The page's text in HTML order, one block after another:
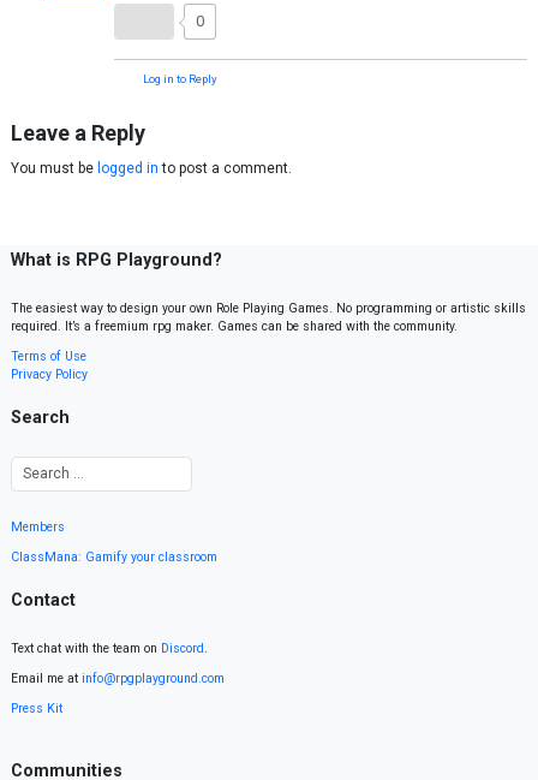
0
Log in to Reply
Leave a Reply
You must be logged in to post a comment.
What is RPG Playground?
The easiest way to design your own Role Playing Games. No programming or artistic skills
required. It’s a freemium rpg maker. Games can be shared with the community.
Terms of Use
Privacy Policy
Search
Members
ClassMana: Gamify your classroom
Contact
Text chat with the team on Discord.
Email me at info@rpgplayground.com
Press Kit
Communities